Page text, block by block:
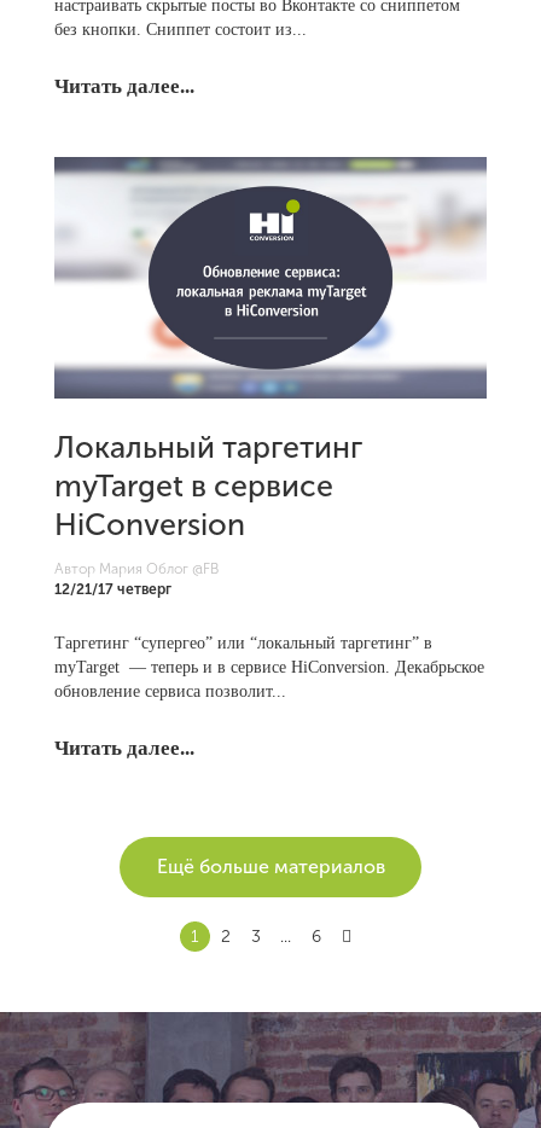
настраивать скрытые посты во Вконтакте со сниппетом
без кнопки. Сниппет состоит из...
Читать далее...
Локальный таргетинг
myTarget в сервисе
HiConversion
Автор Мария Облог @FB
12/21/17 четверг
Таргетинг “супергео” или “локальный таргетинг” в
myTarget — теперь и в сервисе HiConversion. Декабрьское
обновление сервиса позволит...
Читать далее...
Ещё больше материалов
1 2 3 ... 6